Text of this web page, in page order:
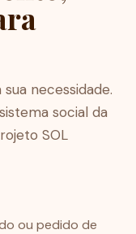
necessidade.
social da
SOL
ou pedido de